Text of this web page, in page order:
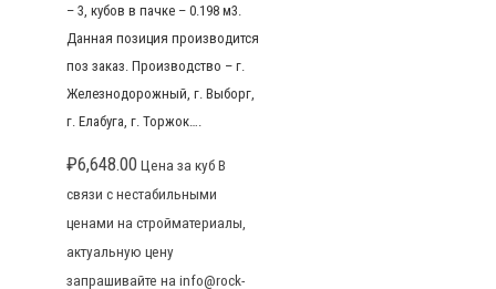
– 3, кубов в пачке – 0.198 м3.
Данная позиция производится
поз заказ. Производство – г.
Железнодорожный, г. Выборг,
г. Елабуга, г. Торжок….
₽6,648.00 Цена за куб В
связи с нестабильными
ценами на стройматериалы,
актуальную цену
запрашивайте на info@rock-